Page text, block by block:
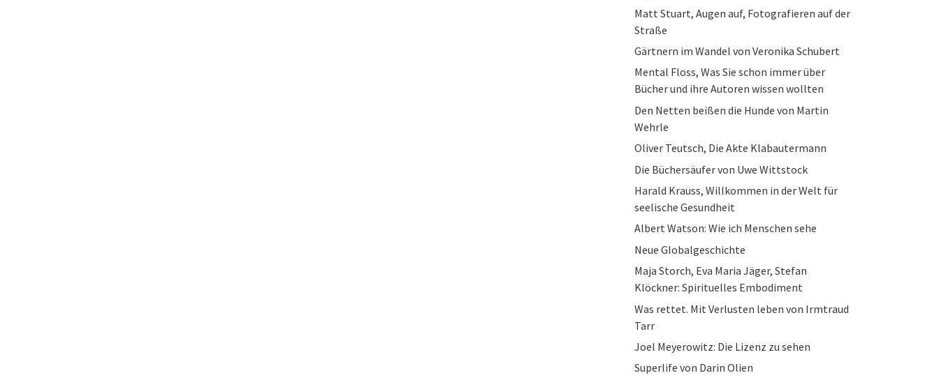
Matt Stuart, Augen auf, Fotografieren auf der
Straße
Gärtnern im Wandel von Veronika Schubert
Mental Floss, Was Sie schon immer über
Bücher und ihre Autoren wissen wollten
Den Netten beißen die Hunde von Martin
Wehrle
Oliver Teutsch, Die Akte Klabautermann
Die Büchersäufer von Uwe Wittstock
Harald Krauss, Willkommen in der Welt für
seelische Gesundheit
Albert Watson: Wie ich Menschen sehe
Neue Globalgeschichte
Maja Storch, Eva Maria Jäger, Stefan
Klöckner: Spirituelles Embodiment
Was rettet. Mit Verlusten leben von Irmtraud
Tarr
Joel Meyerowitz: Die Lizenz zu sehen
Superlife von Darin Olien